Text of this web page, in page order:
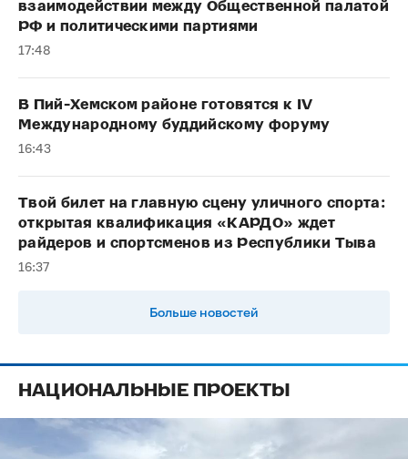
взаимодействии между Общественной палатой
РФ и политическими партиями
17:48
В Пий-Хемском районе готовятся к IV
Международному буддийскому форуму
16:43
Твой билет на главную сцену уличного спорта:
открытая квалификация «КАРДО» ждет
райдеров и спортсменов из Республики Тыва
16:37
Больше новостей
НАЦИОНАЛЬНЫЕ ПРОЕКТЫ